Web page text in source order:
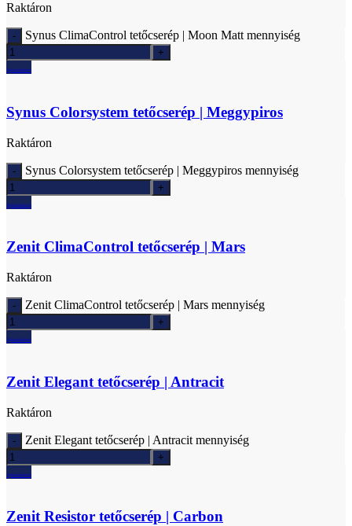
Raktáron
Synus ClimaControl tetőcserép | Moon Matt mennyiség
Ajánlatkérés
Synus Colorsystem tetőcserép | Meggypiros
Raktáron
Synus Colorsystem tetőcserép | Meggypiros mennyiség
Ajánlatkérés
Zenit ClimaControl tetőcserép | Mars
Raktáron
Zenit ClimaControl tetőcserép | Mars mennyiség
Ajánlatkérés
Zenit Elegant tetőcserép | Antracit
Raktáron
Zenit Elegant tetőcserép | Antracit mennyiség
Ajánlatkérés
Zenit Resistor tetőcserép | Carbon